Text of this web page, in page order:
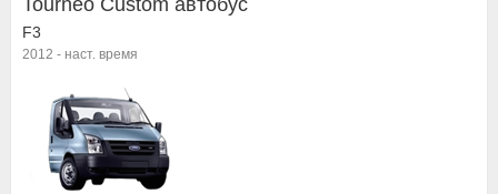
Tourneo Custom автобус
F3
2012 - наст. время